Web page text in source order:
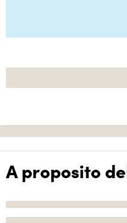
A proposito